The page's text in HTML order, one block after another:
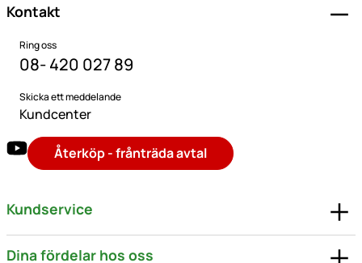
Kontakt
Ring oss
08- 420 027 89
Skicka ett meddelande
Kundcenter
Återköp - frånträda avtal
Kundservice
Dina fördelar hos oss